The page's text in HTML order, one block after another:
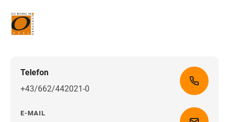
Telefon
+43/662/442021-0
E-MAIL